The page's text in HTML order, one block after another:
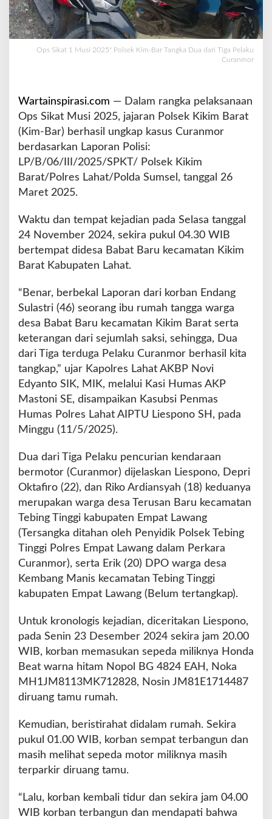
o
s
-
B
a
a
n
g
u
a
d
r
T
i
g
e
l
a
C
r
a
n
m
o
r
Ops Sikat 1 Musi 2025" Polsek Kim-Bar Tangka Dua dari Tiga Pelaku
Curanmor
Wartainspirasi.com — Dalam rangka pelaksanaan
Ops Sikat Musi 2025, jajaran Polsek Kikim Barat
(Kim-Bar) berhasil ungkap kasus Curanmor
berdasarkan Laporan Polisi:
LP/B/06/III/2025/SPKT/ Polsek Kikim
Barat/Polres Lahat/Polda Sumsel, tanggal 26
Maret 2025.
Waktu dan tempat kejadian pada Selasa tanggal
24 November 2024, sekira pukul 04.30 WIB
bertempat didesa Babat Baru kecamatan Kikim
Barat Kabupaten Lahat.
“Benar, berbekal Laporan dari korban Endang
Sulastri (46) seorang ibu rumah tangga warga
desa Babat Baru kecamatan Kikim Barat serta
keterangan dari sejumlah saksi, sehingga, Dua
dari Tiga terduga Pelaku Curanmor berhasil kita
tangkap,” ujar Kapolres Lahat AKBP Novi
Edyanto SIK, MIK, melalui Kasi Humas AKP
Mastoni SE, disampaikan Kasubsi Penmas
Humas Polres Lahat AIPTU Liespono SH, pada
Minggu (11/5/2025).
Dua dari Tiga Pelaku pencurian kendaraan
bermotor (Curanmor) dijelaskan Liespono, Depri
Oktafiro (22), dan Riko Ardiansyah (18) keduanya
merupakan warga desa Terusan Baru kecamatan
Tebing Tinggi kabupaten Empat Lawang
(Tersangka ditahan oleh Penyidik Polsek Tebing
Tinggi Polres Empat Lawang dalam Perkara
Curanmor), serta Erik (20) DPO warga desa
Kembang Manis kecamatan Tebing Tinggi
kabupaten Empat Lawang (Belum tertangkap).
Untuk kronologis kejadian, diceritakan Liespono,
pada Senin 23 Desember 2024 sekira jam 20.00
WIB, korban memasukan sepeda miliknya Honda
Beat warna hitam Nopol BG 4824 EAH, Noka
MH1JM8113MK712828, Nosin JM81E1714487
diruang tamu rumah.
Kemudian, beristirahat didalam rumah. Sekira
pukul 01.00 WIB, korban sempat terbangun dan
masih melihat sepeda motor miliknya masih
terparkir diruang tamu.
“Lalu, korban kembali tidur dan sekira jam 04.00
WIB korban terbangun dan mendapati bahwa